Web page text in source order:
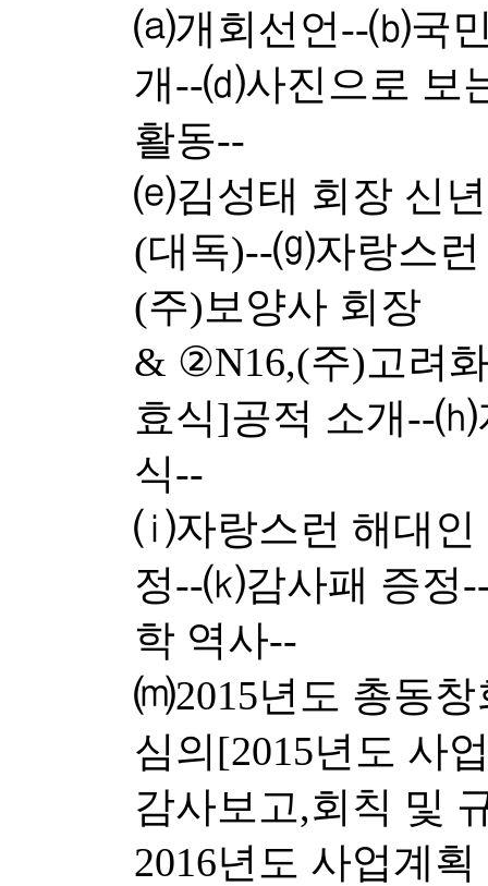
⒜개회선언--⒝국
개--⒟사진으로 보
활동--
⒠김성태 회장 신
(대독)--⒢자랑스
(주)보양사 회장
& ②N16,(주)고려
효식]공적 소개--⒣
식--
⒤자랑스런 해대
정--⒦감사패 증정
학 역사--
⒨2015년도 총동
심의[2015년도 사
감사보고,회칙 및
2016년도 사업계